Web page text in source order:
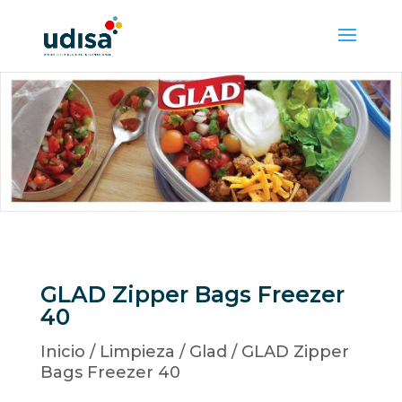
GLAD Zipper Bags Freezer
40
Inicio / Limpieza / Glad / GLAD Zipper
Bags Freezer 40